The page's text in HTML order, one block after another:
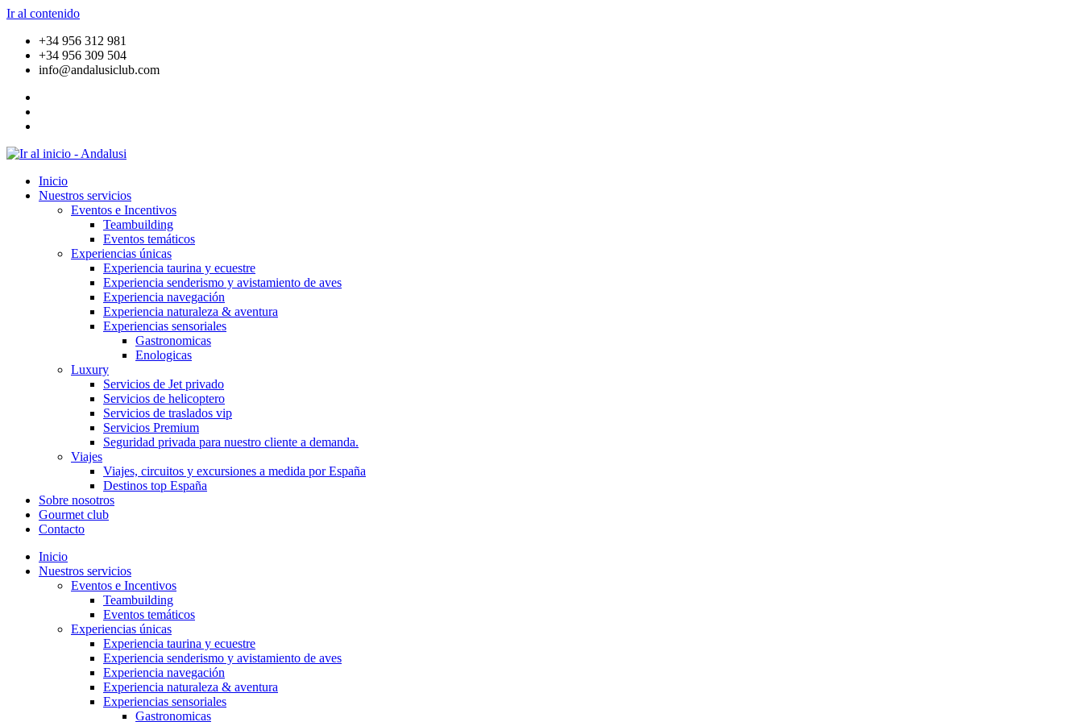
Ir al contenido
+34 956 312 981
+34 956 309 504
info@andalusiclub.com
Inicio
Nuestros servicios
Eventos e Incentivos
Teambuilding
Eventos temáticos
Experiencias únicas
Experiencia taurina y ecuestre
Experiencia senderismo y avistamiento de aves
Experiencia navegación
Experiencia naturaleza & aventura
Experiencias sensoriales
Gastronomicas
Enologicas
Luxury
Servicios de Jet privado
Servicios de helicoptero
Servicios de traslados vip
Servicios Premium
Seguridad privada para nuestro cliente a demanda.
Viajes
Viajes, circuitos y excursiones a medida por España
Destinos top España
Sobre nosotros
Gourmet club
Contacto
Inicio
Nuestros servicios
Eventos e Incentivos
Teambuilding
Eventos temáticos
Experiencias únicas
Experiencia taurina y ecuestre
Experiencia senderismo y avistamiento de aves
Experiencia navegación
Experiencia naturaleza & aventura
Experiencias sensoriales
Gastronomicas